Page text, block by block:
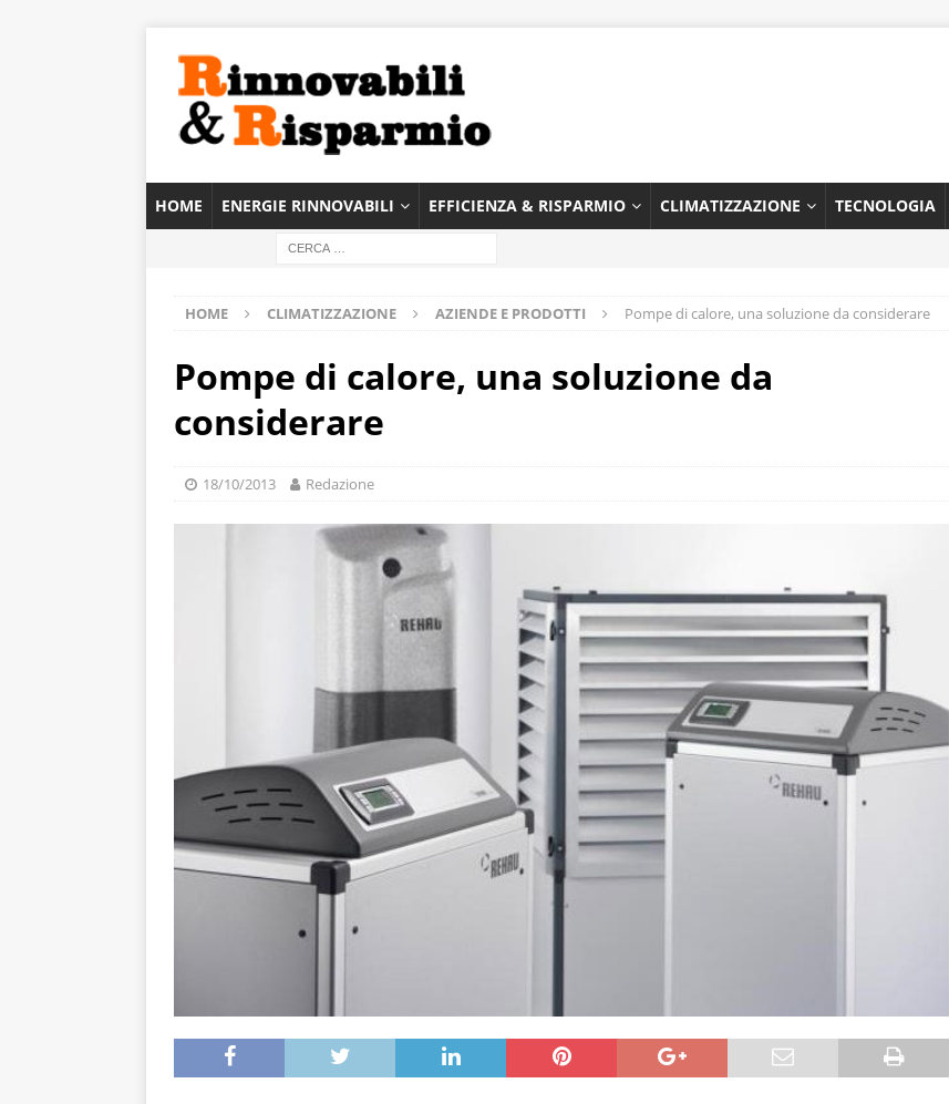
HOME ENERGIE RINNOVABILI EFFICIENZA & RISPARMIO CLIMATIZZAZIONE TECNOLOGIA
HOME CLIMATIZZAZIONE AZIENDE E PRODOTTI Pompe di calore, una soluzione da considerare
Pompe di calore, una soluzione da
considerare
18/10/2013 Redazione